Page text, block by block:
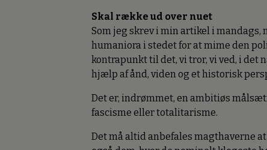
Skal række ud over nuet
Som jeg skrev i min artikel i
humaniora i stedet for at mime den
kontrapunkt til det, vi tror, vi ved, i det
hjælp af ånd, viden og et historisk
Det er, indrømmet, en ambitiøs
fascisme eller totalitarisme.
Det må altid anbefales magthaverne